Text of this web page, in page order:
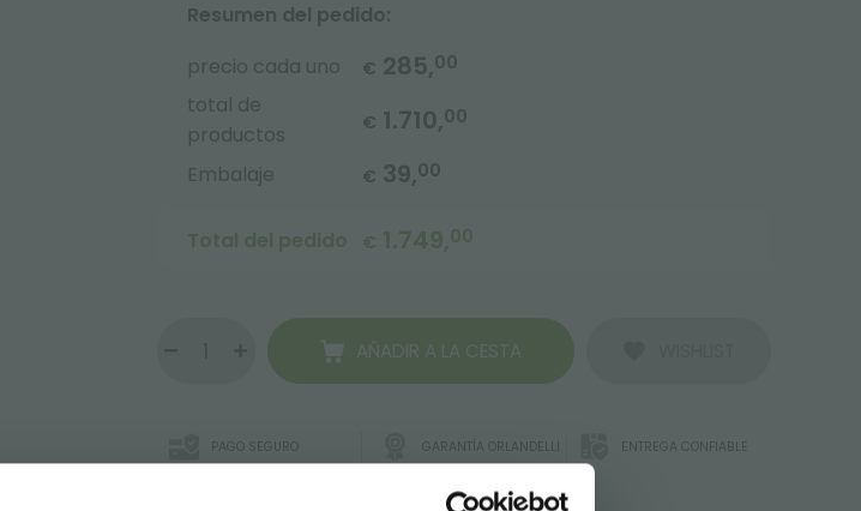
Resumen del pedido:
precio cada uno
€ 285,00
total de
productos
€ 1.710,00
Embalaje € 39,00
Total del pedido € 1.749,00
AÑADIR A LA CESTA
PAGO SEGURO GARANTÍA ORLANDELLI ENTREGA CONFIABLE